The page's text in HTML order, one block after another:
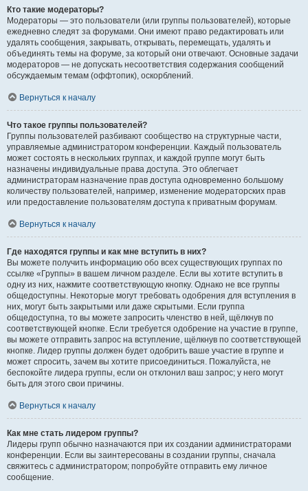
Кто такие модераторы?
Модераторы — это пользователи (или группы пользователей), которые
ежедневно следят за форумами. Они имеют право редактировать или
удалять сообщения, закрывать, открывать, перемещать, удалять и
объединять темы на форуме, за который они отвечают. Основные задачи
модераторов — не допускать несоответствия содержания сообщений
обсуждаемым темам (оффтопик), оскорблений.
Вернуться к началу
Что такое группы пользователей?
Группы пользователей разбивают сообщество на структурные части,
управляемые администратором конференции. Каждый пользователь
может состоять в нескольких группах, и каждой группе могут быть
назначены индивидуальные права доступа. Это облегчает
администраторам назначение прав доступа одновременно большому
количеству пользователей, например, изменение модераторских прав
или предоставление пользователям доступа к приватным форумам.
Вернуться к началу
Где находятся группы и как мне вступить в них?
Вы можете получить информацию обо всех существующих группах по
ссылке «Группы» в вашем личном разделе. Если вы хотите вступить в
одну из них, нажмите соответствующую кнопку. Однако не все группы
общедоступны. Некоторые могут требовать одобрения для вступления в
них, могут быть закрытыми или даже скрытыми. Если группа
общедоступна, то вы можете запросить членство в ней, щёлкнув по
соответствующей кнопке. Если требуется одобрение на участие в группе,
вы можете отправить запрос на вступление, щёлкнув по соответствующей
кнопке. Лидер группы должен будет одобрить ваше участие в группе и
может спросить, зачем вы хотите присоединиться. Пожалуйста, не
беспокойте лидера группы, если он отклонил ваш запрос; у него могут
быть для этого свои причины.
Вернуться к началу
Как мне стать лидером группы?
Лидеры групп обычно назначаются при их создании администраторами
конференции. Если вы заинтересованы в создании группы, сначала
свяжитесь с администратором; попробуйте отправить ему личное
сообщение.